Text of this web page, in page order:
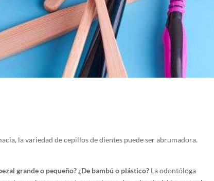
la variedad de cepillos de dientes puede ser abrumadora.
grande o pequeño? ¿De bambú o plástico? La odontóloga